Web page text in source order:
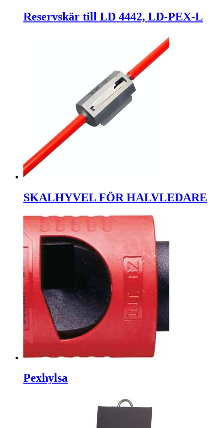
Reservskär till LD 4442, LD-PEX-L
SKALHYVEL FÖR HALVLEDARE
Pexhylsa